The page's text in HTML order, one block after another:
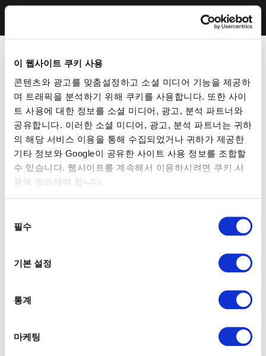
이 웹사이트 쿠키 사용
콘텐츠와 광고를 맞춤설정하고 소셜 미디어 기능을 제공하
며 트래픽을 분석하기 위해 쿠키를 사용합니다. 또한 사이
트 사용에 대한 정보를 소셜 미디어, 광고, 분석 파트너와
공유합니다. 이러한 소셜 미디어, 광고, 분석 파트너는 귀하
의 해당 서비스 이용을 통해 수집되었거나 귀하가 제공한
기타 정보와 Google이 공유한 사이트 사용 정보를 조합할
수 있습니다. 웹사이트를 계속해서 이용하시려면 쿠키 사
용에 동의해야 합니다.
필수
기본 설정
통계
마케팅